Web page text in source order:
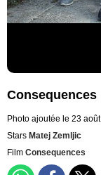
Photo ajoutée le 23
Stars Matej Zemljic
Film Consequences